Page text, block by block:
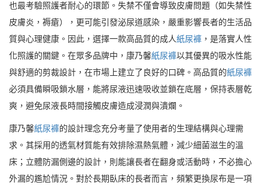
也最考驗照護者耐心的環節。失禁不僅會導致皮膚問題（如失禁性
皮膚炎，褥瘡），更可能引發泌尿道感染，嚴重影響長者的生活品
質與心理健康。因此，選擇一款高品質的成人紙尿褲 ，是落實人性
化照護的關鍵。在眾多品牌中，康乃馨紙尿褲以其優異的吸水性能
與舒適的剪裁設計，在市場上建立了良好的口碑。高品質的紙尿褲
必須具備瞬吸鎖水層，能將尿液迅速吸收並鎖在底層，保持表層乾
爽，避免尿液長時間接觸皮膚造成浸潤與潰爛。
康乃馨紙尿褲的設計理念充分考量了使用者的生理結構與心理需
求。其採用的透氣材質能有效排除濕熱氣體，減少細菌滋生的溫
床；立體防漏側邊的設計，則能讓長者在翻身或活動時，不必擔心
外漏的尷尬情況。對於長期臥床的長者而言，頻繁更換尿布是一項